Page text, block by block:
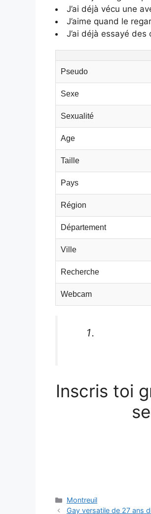
J’ai déjà vécu une
J’aime quand le
J’ai déjà essayé
Pseudo
Sexe
Sexualité
Age
Taille
Pays
Région
Département
Ville
Recherche
Webcam
Inscris toi
Catégories
Montreuil
Gay versatile de 27 ans